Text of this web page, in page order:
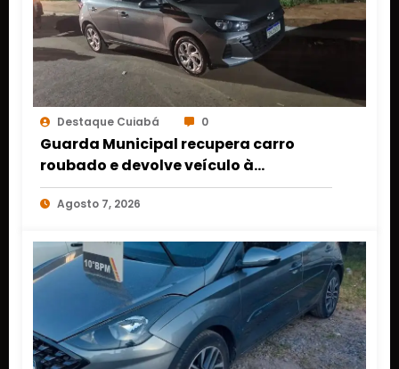
Destaque Cuiabá 0
Guarda Municipal recupera carro
roubado e devolve veículo à
proprietária em Várzea Grande
Agosto 7, 2026